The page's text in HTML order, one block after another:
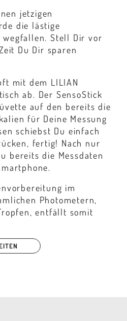
jetzigen
die lästige
wegfallen. Stell Dir vor
Du Dir sparen
mit dem LILIAN
ab. Der SensoStick
auf den bereits die
für Deine Messung
schiebst Du einfach
fertig! Nach nur
bereits die Messdaten
im
Photometern,
entfällt somit